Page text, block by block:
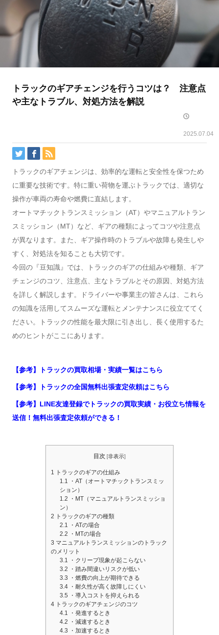
トラックのギアチェンジを行うコツは？ 注意点
や主なトラブル、対処方法を解説
2025.07.04
トラックのギアチェンジは、効率的な運転と安全性を保つため
に重要な技術です。特に重い荷物を運ぶトラックでは、適切な
操作が車両の寿命や燃費に直結します。
オートマチックトランスミッション（AT）やマニュアルトラン
スミッション（MT）など、ギアの種類によってコツや注意点
が異なります。また、ギア操作時のトラブルや故障も発生しや
すく、対処法を知ることも大切です。
今回の『豆知識』では、トラックのギアの仕組みや種類、ギア
チェンジのコツ、注意点、主なトラブルとその原因、対処方法
を詳しく解説します。ドライバーや事業主の皆さんは、これら
の知識を活用してスムーズな運転とメンテナンスに役立ててく
ださい。トラックの性能を最大限に引き出し、長く使用するた
めのヒントがここにあります。
【参考】トラックの買取相場・実績一覧はこちら
【参考】トラックの全国無料出張査定依頼はこちら
【参考】LINE友達登録でトラックの買取実績・お役立ち情報を
送信！無料出張査定依頼ができる！
目次 [非表示]
1 トラックのギアの仕組み
1.1 ・AT（オートマチックトランスミッ
ション）
1.2 ・MT（マニュアルトランスミッショ
ン）
2 トラックのギアの種類
2.1 ・ATの場合
2.2 ・MTの場合
3 マニュアルトランスミッションのトラック
のメリット
3.1 ・クリープ現象が起こらない
3.2 ・踏み間違いリスクが低い
3.3 ・燃費の向上が期待できる
3.4 ・耐久性が高く故障しにくい
3.5 ・導入コストを抑えられる
4 トラックのギアチェンジのコツ
4.1 ・発進するとき
4.2 ・減速するとき
4.3 ・加速するとき